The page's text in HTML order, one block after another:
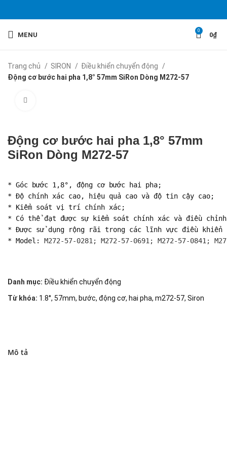
MENU
0
0₫
Trang chủ SIRON
Điều khiển chuyển động
Động cơ bước hai pha 1,8° 57mm SiRon Dòng M272-57
Động cơ bước hai pha 1,8° 57mm
SiRon Dòng M272-57
* Góc bước 1,8°, động cơ bước hai pha;
* Độ chính xác cao, hiệu quả cao và độ tin cậy cao;
* Kiểm soát vị trí chính xác;
* Có thể đạt được sự kiểm soát chính xác và điều
* Được sử dụng rộng rãi trong các lĩnh vực điều khiển
* Model: M272-57-0281; M272-57-0691; M272-57-0841;
Danh mục: Điều khiển chuyển động
Từ khóa: 1.8°, 57mm, bước, động cơ, hai pha, m272-57, Siron
Mô tả